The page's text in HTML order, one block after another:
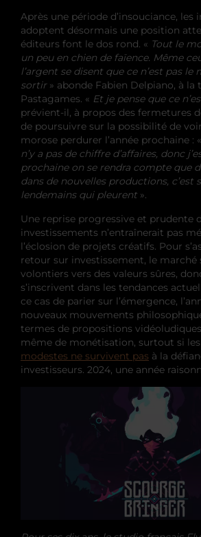
Après une période d’insouciance, les
adoptent désormais une position
éditeurs font le dos rond. « Tout le
un peu en chien de faïence. Même
l’argent se disent que ce n’est pas le
sortir» abonde Fabien Delpiano, à la
Pastagames. « Et je pense que ce
prévient-il, à propos des fermetures
de poursuivre sur la possibilité de
morose perdurer l’année prochaine : «
n’y a pas de chiffre d’affaires, donc
prochaine on se rendra compte que
dans de nouvelles productions, c’est
lendemains qui pleurent ».
Une reprise progressive et prudente
investissements n’entraînerait pas
l’éclosion de projets créatifs. Pour
retour sur investissement, le marché
volontiers vers des valeurs sûres,
s’inscrivent dans les tendances
ce cas de parier sur l’émergence,
nouveaux mouvements
termes de propositions
même de monétisation, surtout si les
modestes ne survivent pas à la
investisseurs. 2024, une année